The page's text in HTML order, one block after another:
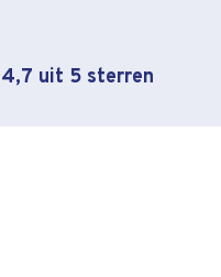
4,7 uit 5 sterren